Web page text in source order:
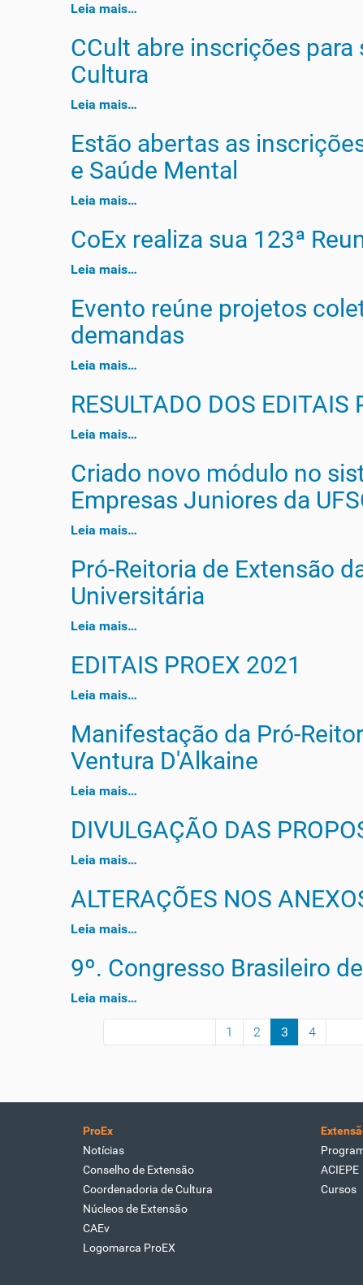
Leia mais…
CCult abre inscrições
Cultura
Leia mais…
Estão abertas as
e Saúde Mental
Leia mais…
CoEx realiza sua 123ª
Leia mais…
Evento reúne projetos
demandas
Leia mais…
RESULTADO DOS EDITAIS
Leia mais…
Criado novo módulo no
Empresas Juniores da
Leia mais…
Pró-Reitoria de Extensão
Universitária
Leia mais…
EDITAIS PROEX 2021
Leia mais…
Manifestação da Pró-
Ventura D'Alkaine
Leia mais…
DIVULGAÇÃO DAS
Leia mais…
ALTERAÇÕES NOS
Leia mais…
9º. Congresso Brasileiro
Leia mais…
1 2 3 4
ProEx
Notícias
Conselho de Extensão
Coordenadoria de Cultura
Núcleos de Extensão
CAEv
Logomarca ProEX
ACIEPE
Cursos